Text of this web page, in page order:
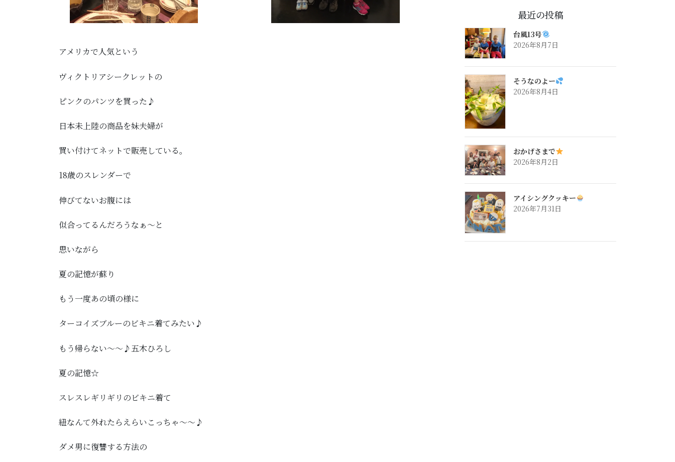
アメリカで人気という
ヴィクトリアシークレットの
ピンクのパンツを買った♪
日本未上陸の商品を妹夫婦が
買い付けてネットで販売している。
18歳のスレンダーで
伸びてないお腹には
似合ってるんだろうなぁ～と
思いながら
夏の記憶が蘇り
もう一度あの頃の様に
ターコイズブルーのビキニ着てみたい♪
もう帰らない～～♪五木ひろし
夏の記憶☆
スレスレギリギリのビキニ着て
紐なんて外れたらえらいこっちゃ～～♪
ダメ男に復讐する方法の
最近の投稿
台風13号
2026年8月7日
そうなのよー
2026年8月4日
おかげさまで
2026年8月2日
アイシングクッキー
2026年7月31日